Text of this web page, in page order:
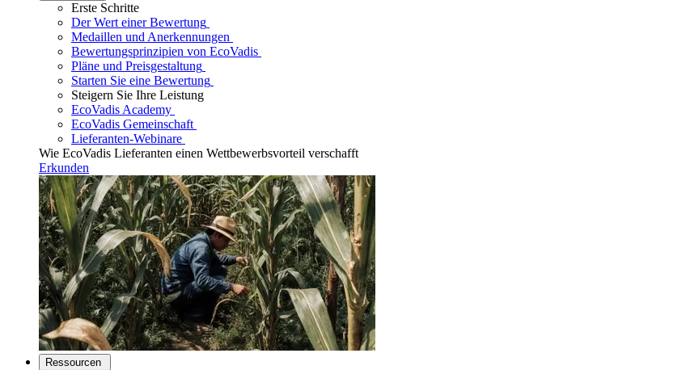
Erste Schritte
Der Wert einer Bewertung
Medaillen und Anerkennungen
Bewertungsprinzipien von EcoVadis
Pläne und Preisgestaltung
Starten Sie eine Bewertung
Steigern Sie Ihre Leistung
EcoVadis Academy
EcoVadis Gemeinschaft
Lieferanten-Webinare
Wie EcoVadis Lieferanten einen Wettbewerbsvorteil verschafft
Erkunden
Ressourcen